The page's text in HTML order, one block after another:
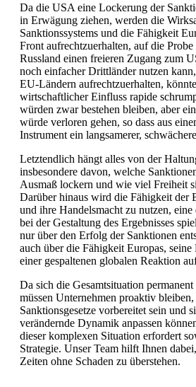
Da die USA eine Lockerung der
in Erwägung ziehen, werden die
Sanktionssystems und die Fähigkeit
Front aufrechtzuerhalten, auf die Probe
Russland einen freieren Zugang zum
noch einfacher Drittländer nutzen
EU-Ländern aufrechtzuerhalten,
wirtschaftlicher Einfluss rapide
würden zwar bestehen bleiben, aber
würde verloren gehen, so dass aus
Instrument ein langsamerer,
Letztendlich hängt alles von der
insbesondere davon, welche
Ausmaß lockern und wie viel Freiheit
Darüber hinaus wird die Fähigkeit der
und ihre Handelsmacht zu nutzen,
bei der Gestaltung des Ergebnisses
nur über den Erfolg der Sanktionen
auch über die Fähigkeit Europas, seine
einer gespaltenen globalen Reaktion
Da sich die Gesamtsituation
müssen Unternehmen proaktiv
Sanktionsgesetze vorbereitet sein und
verändernde Dynamik anpassen
dieser komplexen Situation erfordert
Strategie. Unser Team hilft Ihnen
Zeiten ohne Schaden zu überstehen.